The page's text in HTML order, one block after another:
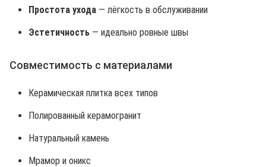
Простота ухода — лёгкость в обслуживании
Эстетичность — идеально ровные швы
Совместимость с материалами
Керамическая плитка всех типов
Полированный керамогранит
Натуральный камень
Мрамор и оникс